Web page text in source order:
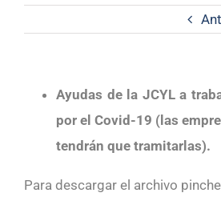
Ayudas de la JCYL a
por el Covid-19 (las
tendrán que tramitarlas).
Para descargar el archivo pinche